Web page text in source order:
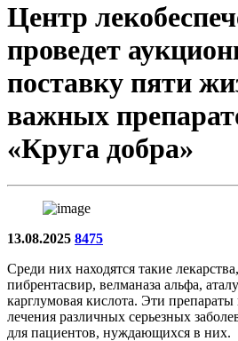
Центр
проведет
поставку пяти
важных
«Круга добра»
13.08.2025 8475
Среди них находятся такие
пибрентасвир, велманаза альфа,
карглумовая кислота. Эти
лечения различных серьезных
для пациентов, нуждающихся в них.